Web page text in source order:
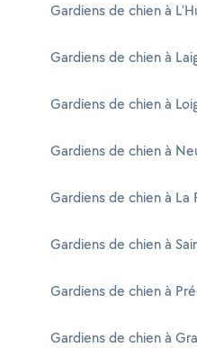
Gardiens de chien à
Gardiens de chien à
Gardiens de chien à
Gardiens de chien à
Gardiens de chien à La
Gardiens de chien à
Gardiens de chien à
Gardiens de chien à